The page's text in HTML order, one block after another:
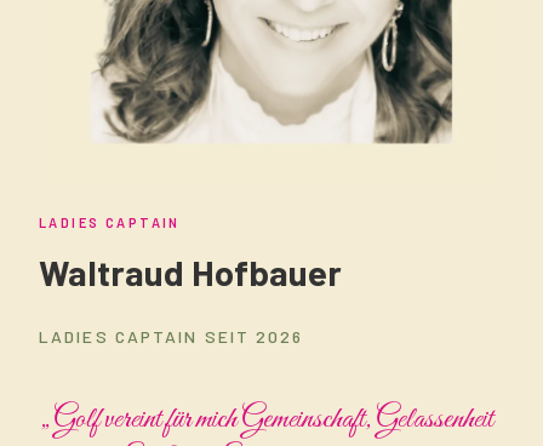
LADIES CAPTAIN
Waltraud Hofbauer
LADIES CAPTAIN SEIT 2026
„Golf vereint für mich Gemeinschaft, Gelassenheit